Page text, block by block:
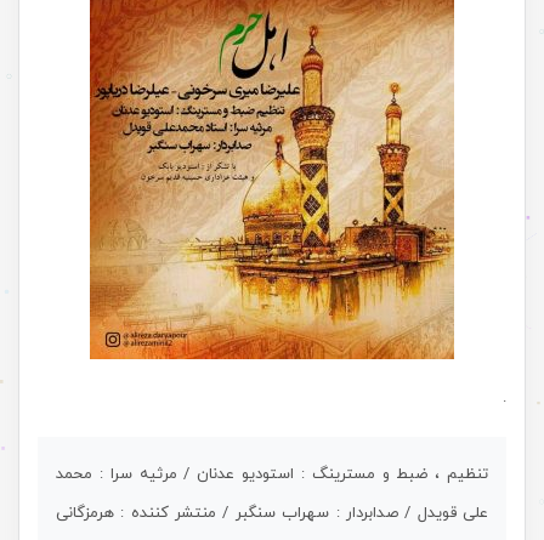
.
تنظیم ، ضبط و مسترینگ : استودیو عدنان / مرثیه سرا : محمد
علی قویدل / صدابردار : سهراب سنگبر / منتشر کننده : هرمزگانی